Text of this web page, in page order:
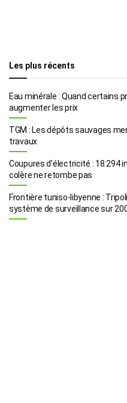
Les plus récents
Eau minérale : Quand certains
augmenter les prix
TGM : Les dépôts sauvages
travaux
Coupures d’électricité : 18.294
colère ne retombe pas
Frontière tuniso-libyenne :
système de surveillance sur